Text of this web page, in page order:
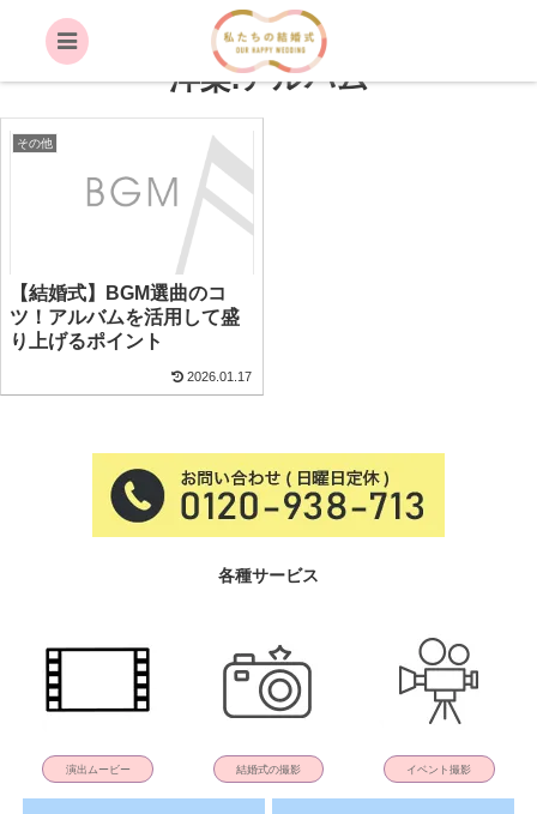
定番.結婚式.披露宴.BGM.曲.定番.
洋楽.アルバム
その他
【結婚式】BGM選曲のコ
ツ！アルバムを活用して盛
り上げるポイント
2026.01.17
各種サービス
演出ムービー 結婚式の撮影 イベント撮影